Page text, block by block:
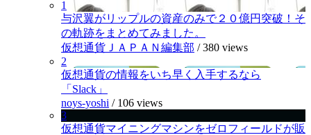
1
与沢翼がリップルの資産のみで２０億円突破！そ
の軌跡をまとめてみました。
仮想通貨ＪＡＰＡＮ編集部 /380 views
2
仮想通貨の情報をいち早く入手するなら
「Slack」
noys-yoshi / 106 views
3
仮想通貨マイニングマシンをゼロフィールドが販